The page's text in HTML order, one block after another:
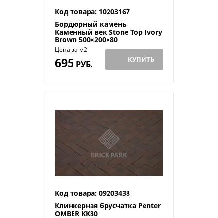
Код товара: 10203167
Бордюрный камень
Каменный век Stone Top Ivory
Brown 500×200×80
Цена за м2
695 РУБ. КУПИТЬ
Код товара: 09203438
Клинкерная брусчатка Penter
OMBER KK80